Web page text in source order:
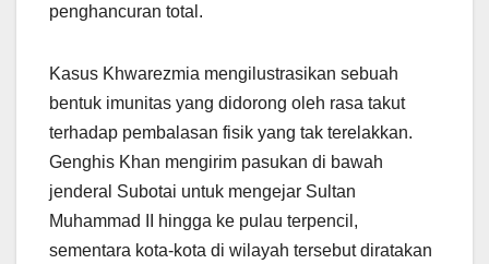
penghancuran total.
Kasus Khwarezmia mengilustrasikan sebuah
bentuk imunitas yang didorong oleh rasa takut
terhadap pembalasan fisik yang tak terelakkan.
Genghis Khan mengirim pasukan di bawah
jenderal Subotai untuk mengejar Sultan
Muhammad II hingga ke pulau terpencil,
sementara kota-kota di wilayah tersebut diratakan